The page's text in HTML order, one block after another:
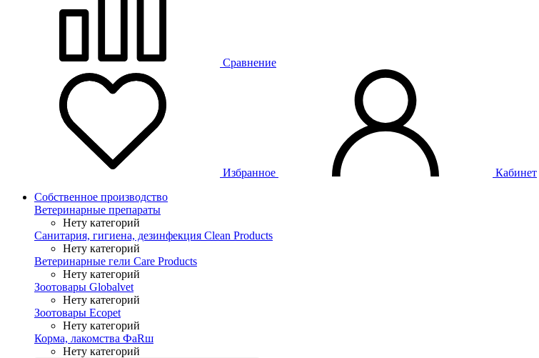
Сравнение
Избранное
Кабинет
Собственное производство
Ветеринарные препараты
Нету категорий
Санитария, гигиена, дезинфекция Clean Products
Нету категорий
Ветеринарные гели Care Products
Нету категорий
Зоотовары Globalvet
Нету категорий
Зоотовары Ecopet
Нету категорий
Корма, лакомства ФaRш
Нету категорий